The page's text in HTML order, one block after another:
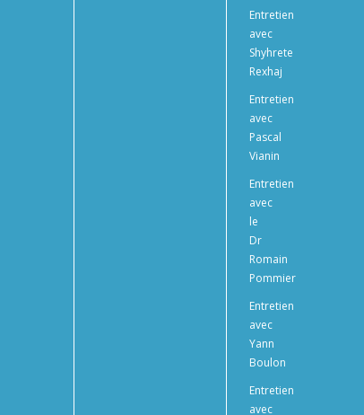
Entretien
avec
Shyhrete
Rexhaj
Entretien
avec
Pascal
Vianin
Entretien
avec
le
Dr
Romain
Pommier
Entretien
avec
Yann
Boulon
Entretien
avec